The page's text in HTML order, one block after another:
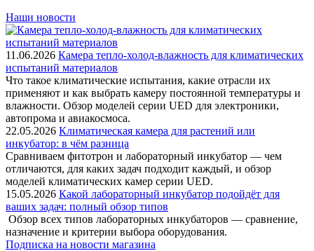
Наши новости
11.06.2026 Камера тепло-холод-влажность для климатических
испытаний материалов
Что такое климатические испытания, какие отрасли их
применяют и как выбрать камеру постоянной температуры и
влажности. Обзор моделей серии UED для электроники,
автопрома и авиакосмоса.
22.05.2026 Климатическая камера для растений или
инкубатор: в чём разница
Сравниваем фитотрон и лабораторный инкубатор — чем
отличаются, для каких задач подходит каждый, и обзор
моделей климатических камер серии UED.
15.05.2026 Какой лабораторный инкубатор подойдёт для
ваших задач: полный обзор типов
Обзор всех типов лабораторных инкубаторов — сравнение,
назначение и критерии выбора оборудования.
Подписка на новости магазина